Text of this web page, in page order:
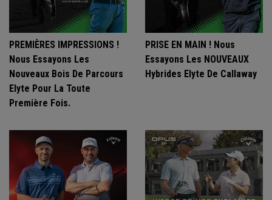
PREMIÈRES IMPRESSIONS !
Nous Essayons Les
Nouveaux Bois De Parcours
Elyte Pour La Toute
Première Fois.
PRISE EN MAIN ! Nous
Essayons Les NOUVEAUX
Hybrides Elyte De Callaway